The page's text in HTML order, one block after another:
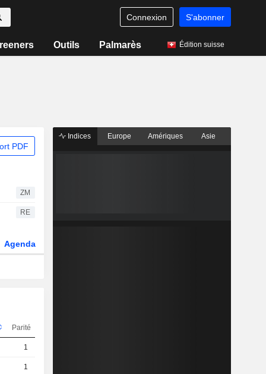
Connexion S'abonner
Outils Palmarès Édition suisse
PDF
ZM
RE
Agenda
Parité
1
1
Indices Europe Amériques Asie